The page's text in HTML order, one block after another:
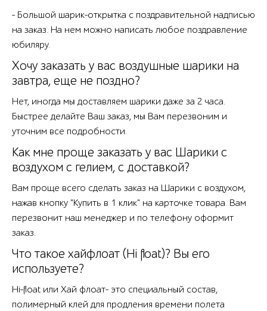
- Большой шарик-открытка с поздравительной надписью
на заказ. На нем можно написать любое поздравление
юбиляру.
Хочу заказать у вас воздушные шарики на
завтра, еще не поздно?
Нет, иногда мы доставляем шарики даже за 2 часа.
Быстрее делайте Ваш заказ, мы Вам перезвоним и
уточним все подробности.
Как мне проще заказать у вас Шарики с
воздухом с гелием, с доставкой?
Вам проще всего сделать заказ на Шарики с воздухом,
нажав кнопку "Купить в 1 клик" на карточке товара. Вам
перезвонит наш менеджер и по телефону оформит
заказ.
Что такое хайфлоат (Hi float)? Вы его
используете?
Hi-float или Хай флоат- это специальный состав,
полимерный клей для продления времени полета